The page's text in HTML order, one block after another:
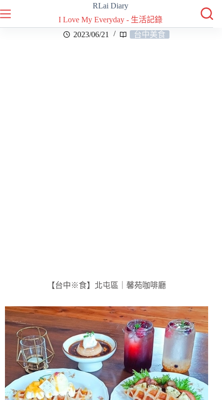
RLai Diary
I Love My Everyday - 生活記錄
2023/06/21
台中美食
【台中※食】北屯區｜馨苑咖啡廳